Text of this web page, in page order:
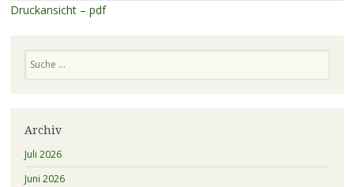
Druckansicht – pdf
Archiv
Juli 2026
Juni 2026